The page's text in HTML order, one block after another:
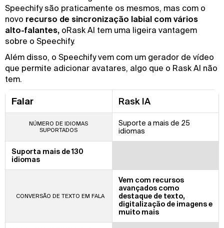
Speechify são praticamente os mesmos, mas com o
novo recurso de sincronização labial com vários
alto-falantes, oRask AI tem uma ligeira vantagem
sobre o Speechify.
Além disso, o Speechify vem com um gerador de vídeo
que permite adicionar avatares, algo que o Rask AI não
tem.
Falar Rask IA
NÚMERO DE IDIOMAS
SUPORTADOS
Suporte a mais de 25
idiomas
Suporta mais de 130
idiomas
CONVERSÃO DE TEXTO EM FALA
Vem com recursos
avançados como
destaque de texto,
digitalização de imagens e
muito mais